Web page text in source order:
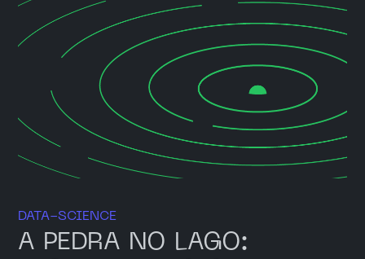
DATA-SCIENCE
A PEDRA NO LAGO: